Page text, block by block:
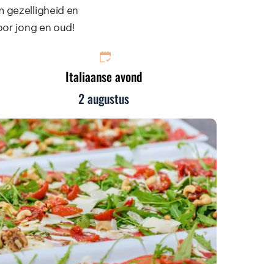
gezelligheid en
jong en oud!
Italiaanse avond
2 augustus